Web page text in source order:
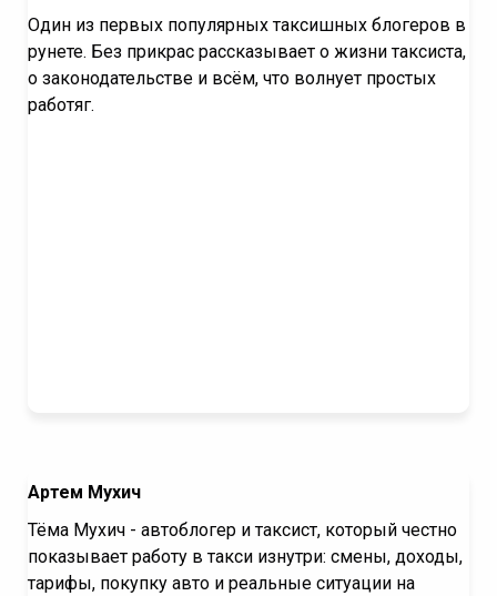
Один из первых популярных таксишных блогеров в
рунете. Без прикрас рассказывает о жизни таксиста,
о законодательстве и всём, что волнует простых
работяг.
Артем Мухич
Тёма Мухич - автоблогер и таксист, который честно
показывает работу в такси изнутри: смены, доходы,
тарифы, покупку авто и реальные ситуации на